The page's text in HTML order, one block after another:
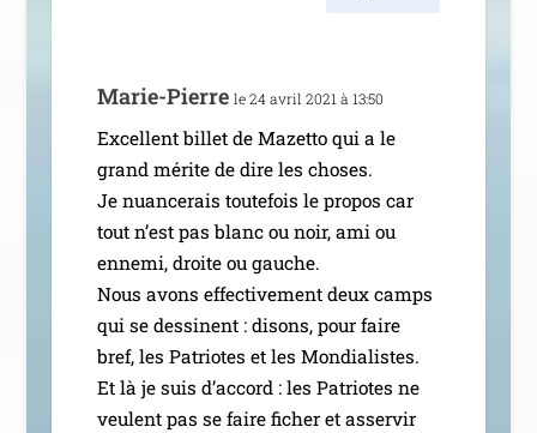
Marie-Pierre le 24 avril 2021 à 13:50
Excellent billet de Mazetto qui a le
grand mérite de dire les choses.
Je nuan­ce­rais tou­te­fois le pro­pos car
tout n’est pas blanc ou noir, ami ou
enne­mi, droite ou gauche.
Nous avons effec­ti­ve­ment deux camps
qui se des­sinent : disons, pour faire
bref, les Patriotes et les Mondialistes.
Et là je suis d’ac­cord : les Patriotes ne
veulent pas se faire ficher et asser­vir